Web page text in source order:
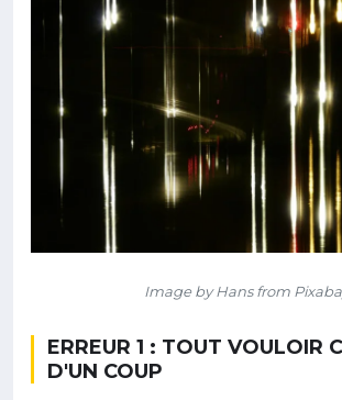
Image by Hans from
ERREUR 1 : TOUT VOULOIR
D'UN COUP